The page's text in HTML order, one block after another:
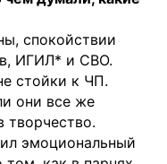
спокойствии
ИГИЛ* и СВО.
стойки к ЧП.
они все же
творчество.
эмоциональный